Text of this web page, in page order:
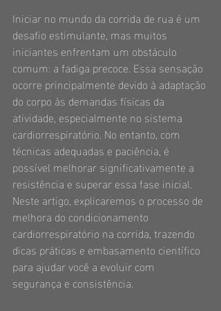
Iniciar no mundo da corrida de rua é um
desafio estimulante, mas muitos
iniciantes enfrentam um obstáculo
comum: a fadiga precoce. Essa sensação
ocorre principalmente devido à adaptação
do corpo às demandas físicas da
atividade, especialmente no sistema
cardiorrespiratório. No entanto, com
técnicas adequadas e paciência, é
possível melhorar significativamente a
resistência e superar essa fase inicial.
Neste artigo, explicaremos o processo de
melhora do condicionamento
cardiorrespiratório na corrida, trazendo
dicas práticas e embasamento científico
para ajudar você a evoluir com
segurança e consistência.